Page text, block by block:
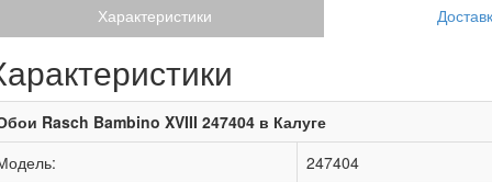
Характеристики
Rasch Bambino XVIII 247404 в Калуге
247404